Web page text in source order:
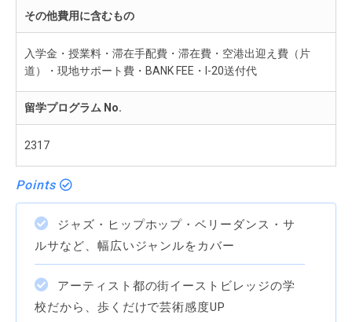
その他費用に含むもの
入学金・授業料・滞在手配費・滞在費・空港出迎え費（片
道）・現地サポート費・BANK FEE・I-20送付代
留学プログラム No.
2317
Points
ジャズ・ヒップホップ・ベリーダンス・サ
ルサなど、幅広いジャンルをカバー
アーティスト都の街イーストビレッジの学
校だから、歩くだけで芸術感度UP